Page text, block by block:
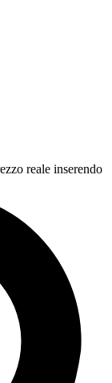
reale inserendo